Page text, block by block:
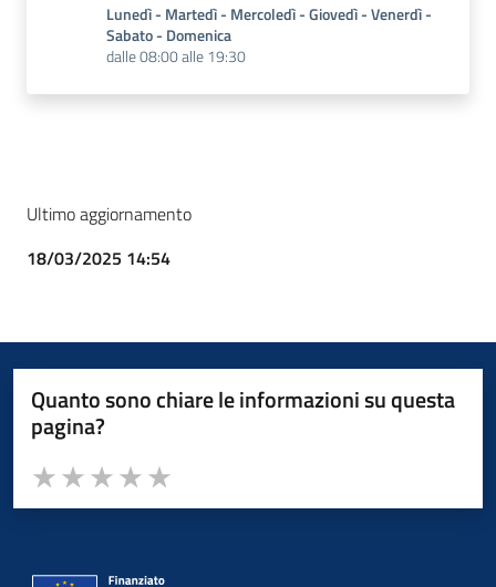
Lunedì - Martedì - Mercoledì - Giovedì - Venerdì -
Sabato - Domenica
dalle 08:00 alle 19:30
Ultimo aggiornamento
18/03/2025 14:54
Quanto sono chiare le informazioni su questa
pagina?
Valuta da 1 a 5 stelle la pagina
Valuta 5 stelle su 5
Valuta 4 stelle su 5
Valuta 3 stelle su 5
Valuta 2 stelle su 5
Valuta 1 stelle su 5